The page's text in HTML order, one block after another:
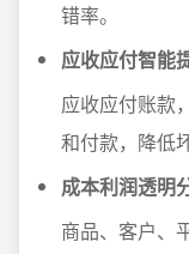
错率。
应收应付智能
应收应付账款
和付款，降低
成本利润透明
商品、客户、